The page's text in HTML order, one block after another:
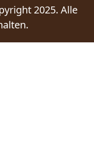
2025. Alle